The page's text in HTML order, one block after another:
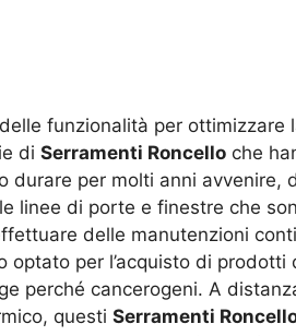
funzionalità per ottimizzare
di Serramenti Roncello che
per molti anni avvenire,
linee di porte e finestre che
delle manutenzioni
per l’acquisto di prodotti
perché cancerogeni. A
questi Serramenti